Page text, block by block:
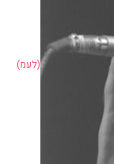
(לעמ)